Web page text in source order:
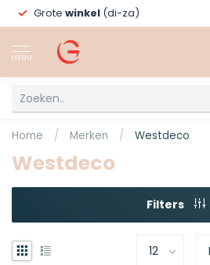
Grote winkel (di-za)
MENU
Home / Merken / Westdeco
Westdeco
Filters